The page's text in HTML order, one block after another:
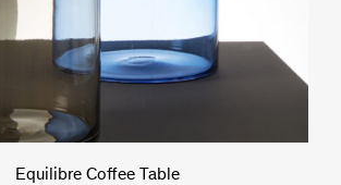
Equilibre Coffee Table